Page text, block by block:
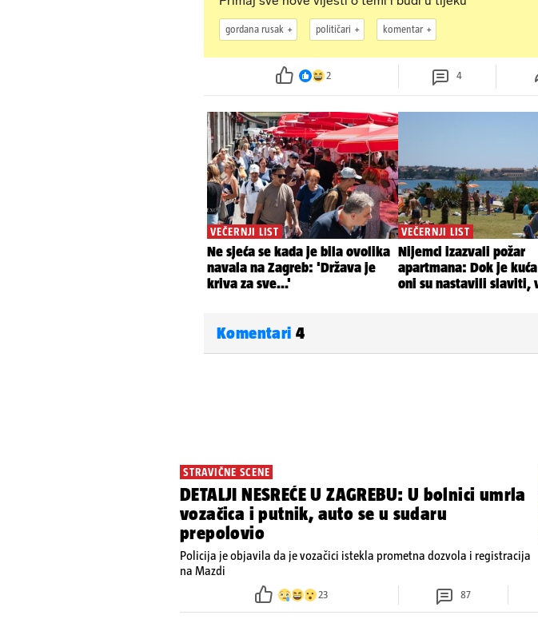
gordana rusak političari komentar
2 4
Komentari 4
STRAVIČNE SCENE
DETALJI NESREĆE U ZAGREBU: U bolnici umrla
vozačica i putnik, auto se u sudaru
prepolovio
Policija je objavila da je vozačici istekla prometna dozvola i registracija
na Mazdi
23 87